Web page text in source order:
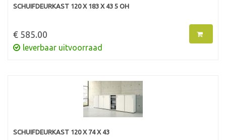
SCHUIFDEURKAST 120 X 183 X 43 5 OH
€ 585.00
leverbaar uitvoorraad
SCHUIFDEURKAST 120 X 74 X 43